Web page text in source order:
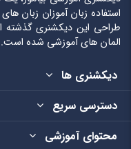
استفاده زبان آموزان زبان
طراحی این دیکشنری گذشته
المان های آموزشی شده است.
دیکشنری ها
دسترسی سریع
محتوای آموزشی